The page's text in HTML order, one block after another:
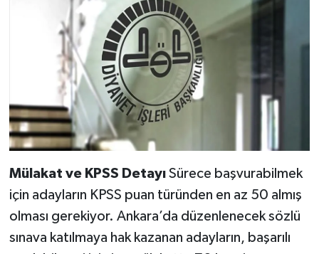
Mülakat ve KPSS DetayıSürece başvurabilmek
için adayların KPSS puan türünden en az 50 almış
olması gerekiyor. Ankara’da düzenlenecek sözlü
sınava katılmaya hak kazanan adayların, başarılı